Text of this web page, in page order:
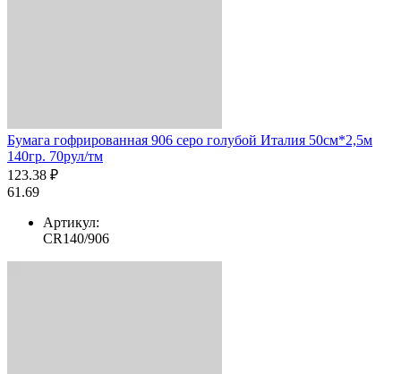
Бумага гофрированная 906 серо голубой Италия 50см*2,5м
140гр. 70рул/тм
123.38 ₽
61.69
Артикул:
CR140/906